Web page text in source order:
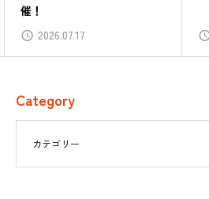
催！
2026.07.17
Category